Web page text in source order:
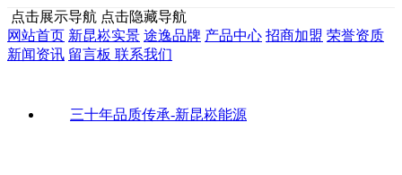
点击展示导航 点击隐藏导航
网站首页 新昆崧实景 途逸品牌 产品中心 招商加盟 荣誉资质
新闻资讯 留言板 联系我们
三十年品质传承-新昆崧能源